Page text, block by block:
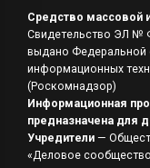
Средство массовой
Свидетельство ЭЛ №
выдано Федеральной
информационных
(Роскомнадзор)
Информационная
предназначена для
Учредители —
«Деловое